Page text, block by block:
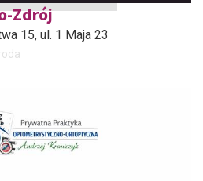
Zdrój
15, ul. 1 Maja 23